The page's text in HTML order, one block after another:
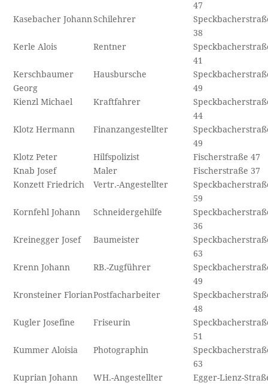
47
Kasebacher Johann Schilehrer
38
Kerle Alois
Rentner
41
Kerschbaumer
Georg
Hausbursche
49
Kienzl Michael
Kraftfahrer
44
Klotz Hermann
Finanzangestellter
49
Klotz Peter
Hilfspolizist
Fischerstraße 47
Knab Josef
Maler
Fischerstraße 37
Konzett Friedrich
Vertr.-Angestellter
59
Kornfehl Johann
Schneidergehilfe
36
Kreinegger Josef
Baumeister
63
Krenn Johann
RB.-Zugführer
49
Kronsteiner FlorianPostfacharbeiter
48
Kugler Josefine
Friseurin
51
Kummer Aloisia
Photographin
63
Kuprian Johann
WH.-Angestellter
Egger-Lienz-